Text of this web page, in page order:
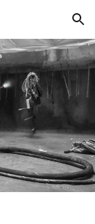
Skip to navigation